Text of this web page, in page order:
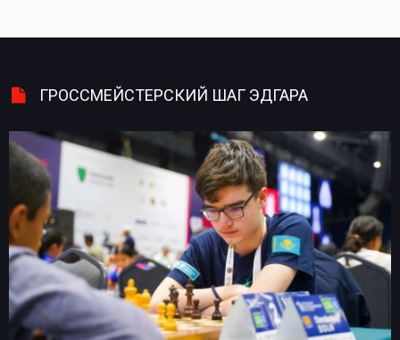
ГРОССМЕЙСТЕРСКИЙ ШАГ ЭДГАРА